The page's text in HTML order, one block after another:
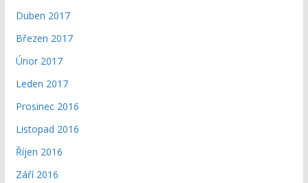
Duben 2017
Březen 2017
Únor 2017
Leden 2017
Prosinec 2016
Listopad 2016
Říjen 2016
Září 2016